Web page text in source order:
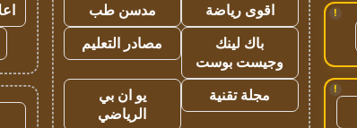
!
!
اقوى رياضة
مدسن طب
باك لينك
وجيست بوست
مصادر التعليم
مجلة تقنية
يو ان بي
الرياضي